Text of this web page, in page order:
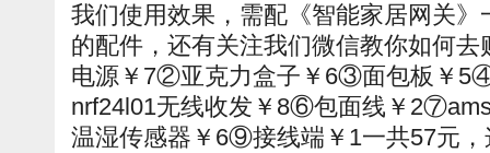
我们使用效果，需配《智能家居网关
的配件，还有关注我们微信教你如何
电源￥7②亚克力盒子￥6③面包板￥
nrf24l01无线收发￥8⑥包面线￥
温湿传感器￥6⑨接线端￥1一共57元